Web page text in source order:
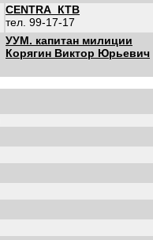
CENTRA_КТВ
тел. 99-17-17
УУМ. капитан милиции
Корягин Виктор Юрьевич